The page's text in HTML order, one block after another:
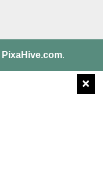
PixaHive.com.